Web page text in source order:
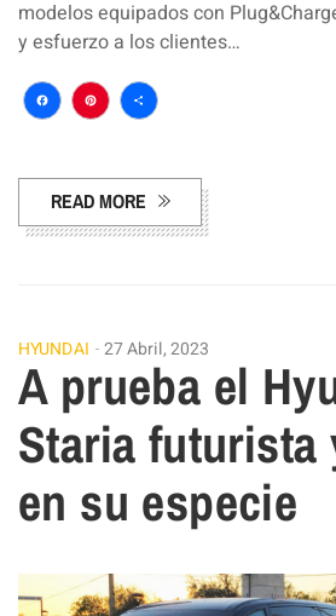
modelos equipados con
y esfuerzo a los clientes…
Facebook
Pinterest
Compartir
READ MORE
HYUNDAI 27 Abril, 2023
A prueba el
Staria futurista
en su especie